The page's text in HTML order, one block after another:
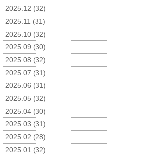
2025.12 (32)
2025.11 (31)
2025.10 (32)
2025.09 (30)
2025.08 (32)
2025.07 (31)
2025.06 (31)
2025.05 (32)
2025.04 (30)
2025.03 (31)
2025.02 (28)
2025.01 (32)